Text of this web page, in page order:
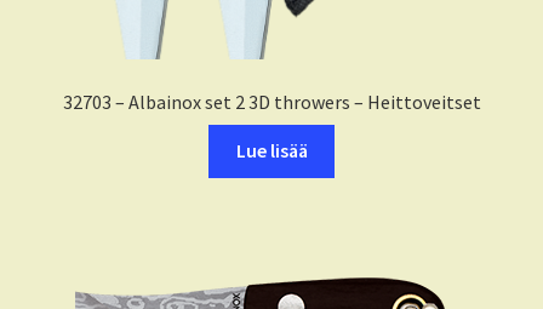
32703 – Albainox set 2 3D throwers – Heittoveitset
Lue lisää